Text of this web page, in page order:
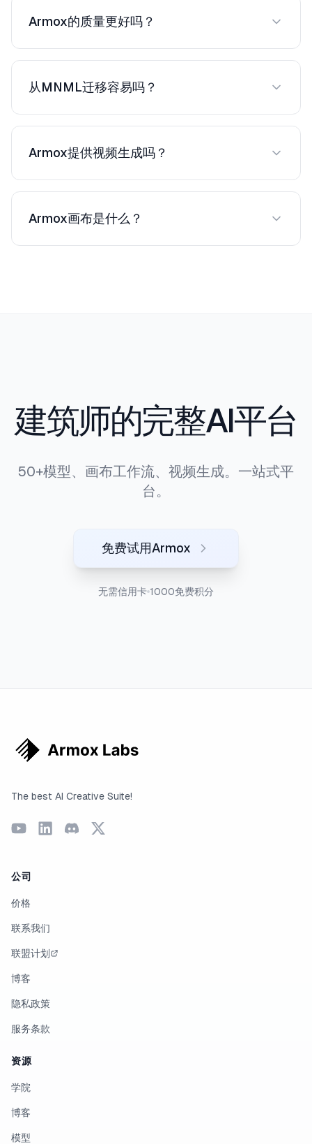
Armox的质量更好吗？
更多模型意味着您可为每个项目选择最佳模型，从
从MNML迁移容易吗？
容易。两者都适用于上传的图像。无需迁移 — 只需
Armox提供视频生成吗？
提供。将静态渲染转化为动画漫游 — 客户演示的重
Armox画布是什么？
建筑师的完整AI平台
50+模型、画布工作流、视频生成。一站式平
台。
免费试用Armox
无需信用卡 1000免费积分
The best AI Creative Suite!
公司
价格
联系我们
联盟计划
博客
隐私政策
服务条款
资源
学院
博客
模型